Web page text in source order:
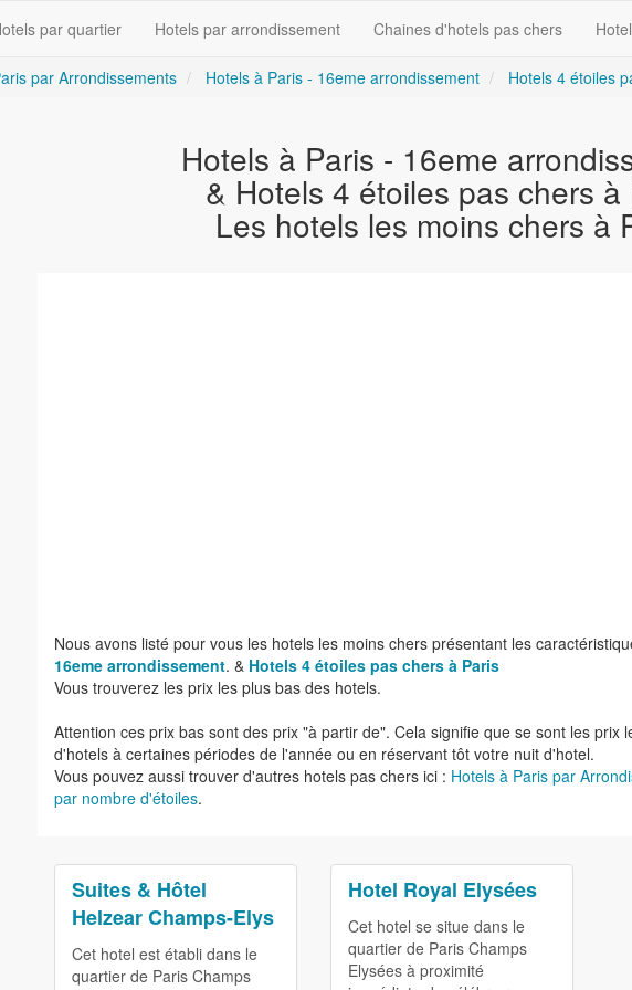
par quartier Hotels par arrondissement Chaines d'hotels pas chers
par Arrondissements Hotels à Paris - 16eme arrondissement Hotels 4 étoiles
Hotels à Paris - 16eme
& Hotels 4 étoiles pas chers à
Les hotels les moins chers à
Nous avons listé pour vous les hotels les moins chers présentant les
16eme arrondissement. & Hotels 4 étoiles pas chers à Paris
Vous trouverez les prix les plus bas des hotels.
Attention ces prix bas sont des prix "à partir de". Cela signifie que se sont les prix
d'hotels à certaines périodes de l'année ou en réservant tôt votre nuit d'hotel.
Vous pouvez aussi trouver d'autres hotels pas chers ici : Hotels à Paris par
par nombre d'étoiles.
Suites & Hôtel
Helzear Champs-Elys
Cet hotel est établi dans le
quartier de Paris Champs
Hotel Royal Elysées
Cet hotel se situe dans le
quartier de Paris Champs
Elysées à proximité